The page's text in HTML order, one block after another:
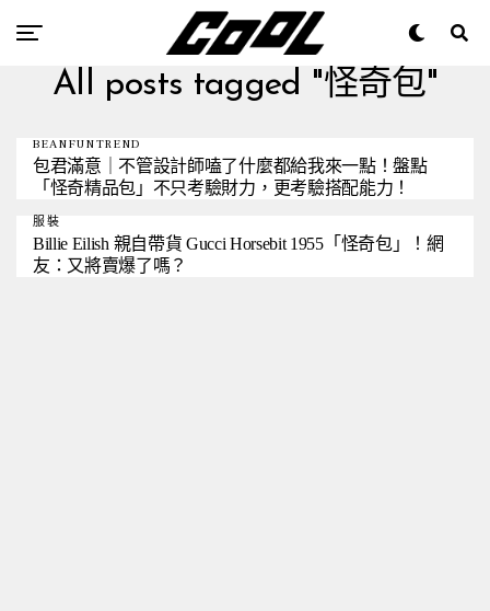
All posts tagged "怪奇包"
BEANFUNTREND
包君滿意｜不管設計師嗑了什麼都給我來一點！盤點
「怪奇精品包」不只考驗財力，更考驗搭配能力！
服裝
Billie Eilish 親自帶貨 Gucci Horsebit 1955「怪奇包」！網
友：又將賣爆了嗎？